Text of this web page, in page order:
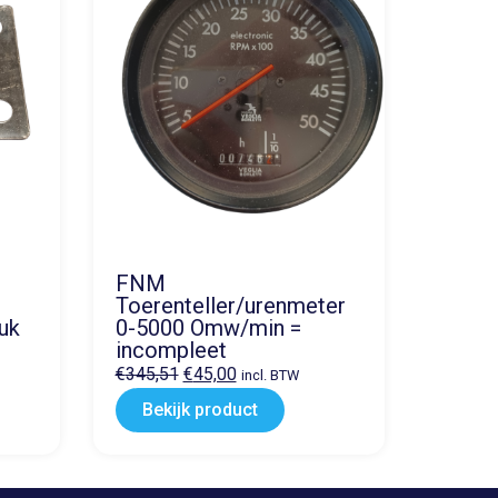
FNM
Toerenteller/urenmeter
0-5000 Omw/min =
incompleet
€345,51 €45,00 incl. BTW
Bekijk product